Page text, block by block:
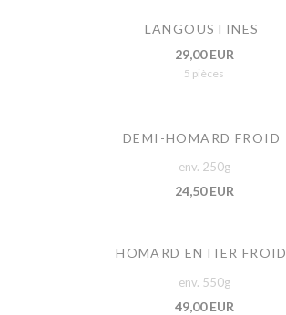
LANGOUSTINES
29,00 EUR
5 pièces
DEMI-HOMARD FROID
env. 250g
24,50 EUR
HOMARD ENTIER FROID
env. 550g
49,00 EUR